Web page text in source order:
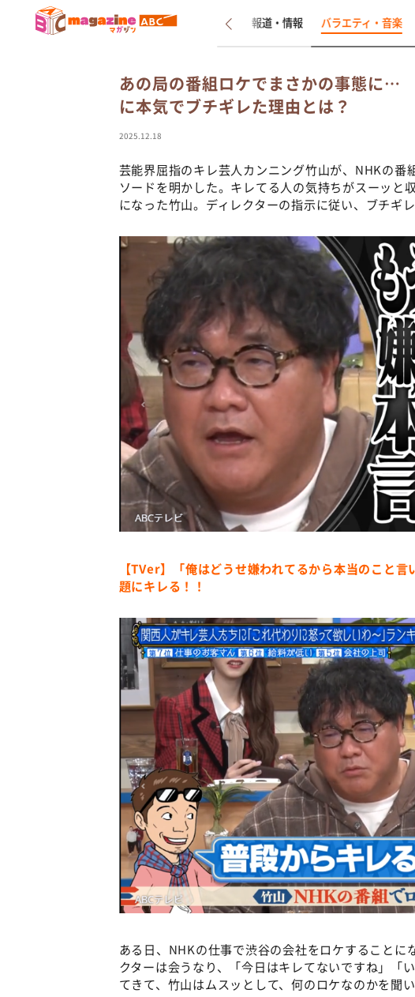
新着 インタビュー 報道・情報 バラエティ・音楽
あの局の番組ロケでまさかの事態に…
に本気でブチギレた理由とは？
2025.12.18
芸能界屈指のキレ芸人カンニング竹山が、NHKの番
ソードを明かした。キレてる人の気持ちがスーッと
になった竹山。ディレクターの指示に従い、ブチギ
【TVer】「俺はどうせ嫌われてるから本当のこと
題にキレる！！
ある日、NHKの仕事で渋谷の会社をロケすることに
クターは会うなり、「今日はキレてないですね」「
てきて、竹山はムスッとして、何のロケなのかを聞い